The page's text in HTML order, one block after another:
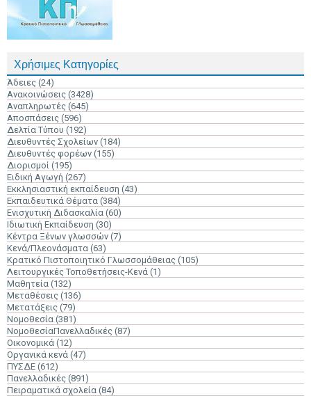
Χρήσιμες Κατηγορίες
Άδειες (24)
Ανακοινώσεις (3428)
Αναπληρωτές (645)
Αποσπάσεις (596)
Δελτία Τύπου (192)
Διευθυντές Σχολείων (184)
Διευθυντές φορέων (155)
Διορισμοί (195)
Ειδική Αγωγή (267)
Εκκλησιαστική εκπαίδευση (43)
Εκπαιδευτικά Θέματα (384)
Ενισχυτική Διδασκαλία (60)
Ιδιωτική Εκπαίδευση (30)
Κέντρα Ξένων γλωσσών (7)
Κενά/Πλεονάσματα (63)
Κρατικό Πιστοποιητικό Γλωσσομάθειας (105)
Λειτουργικές Τοποθετήσεις-Κενά (1)
Μαθητεία (132)
Μεταθέσεις (136)
Μετατάξεις (79)
Νομοθεσία (381)
ΝομοθεσίαΠανελλαδικές (87)
Οικονομικά (12)
Οργανικά κενά (47)
ΠΥΣΔΕ (612)
Πανελλαδικές (891)
Πειραματικά σχολεία (84)